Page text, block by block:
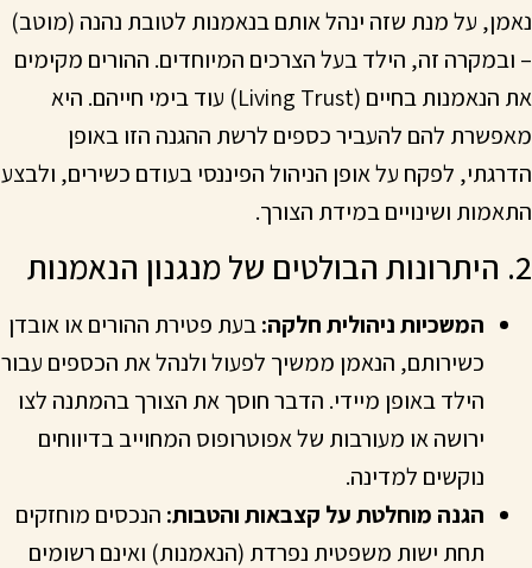
נאמן, על מנת שזה ינהל אותם בנאמנות לטובת נהנה (מוטב)
– ובמקרה זה, הילד בעל הצרכים המיוחדים. ההורים מקימים
את הנאמנות בחיים (Living Trust) עוד בימי חייהם. היא
מאפשרת להם להעביר כספים לרשת ההגנה הזו באופן
הדרגתי, לפקח על אופן הניהול הפיננסי בעודם כשירים, ולבצע
התאמות ושינויים במידת הצורך.
2. היתרונות הבולטים של מנגנון הנאמנות
המשכיות ניהולית חלקה:בעת פטירת ההורים או אובדן
כשירותם, הנאמן ממשיך לפעול ולנהל את הכספים עבור
הילד באופן מיידי. הדבר חוסך את הצורך בהמתנה לצו
ירושה או מעורבות של אפוטרופוס המחוייב בדיווחים
נוקשים למדינה.
הגנה מוחלטת על קצבאות והטבות: הנכסים מוחזקים
תחת ישות משפטית נפרדת (הנאמנות) ואינם רשומים